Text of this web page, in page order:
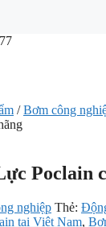
/Bơm công
Poclain
nghiệp Thẻ:
tại Việt Nam,